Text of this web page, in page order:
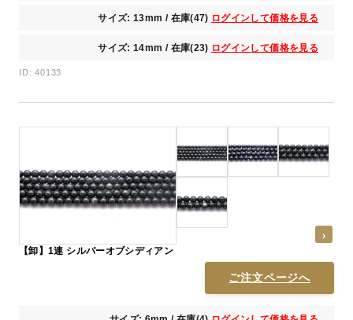
サイズ: 13mm / 在庫(47) ログインして価格を見る
サイズ: 14mm / 在庫(23) ログインして価格を見る
ID: 40133
【卸】1連 シルバーオブシディアン
ご注文ページへ